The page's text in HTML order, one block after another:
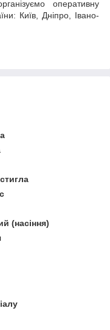
оперативну
Київ, Дніпро, Івано-
(насіння)